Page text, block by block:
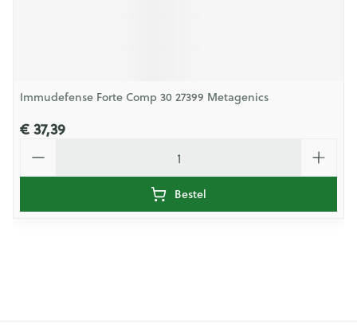
Immudefense Forte Comp 30 27399 Metagenics
€ 37,39
Bestel